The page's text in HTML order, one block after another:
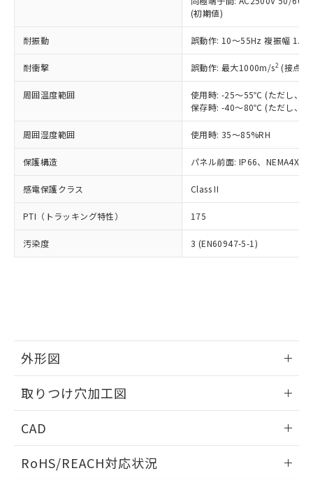
(初期値)
耐振動 誤動作: 10～55Hz 複振幅
耐衝撃 誤動作: 最大1000m/s2 (接点
周囲温度範囲
使用時: -25～55℃ (ただし、氷
保存時: -40～80℃ (ただし、氷
周囲湿度範囲 使用時: 35～85%RH
保護構造 パネル前面: IP66、NEMA4X,
感電保護クラス Class II
PTI（トラッキング特性） 175
汚染度 3 (EN60947-5-1)
外形図
取りつけ穴加工図
CAD
ドすることができます。
RoHS/REACH対応状況
正式な納期状況および標準価格はお客
様のお取引先、またはお客様担当のオ
ムロン制御機器販売店・当社販売員に
オムロン制御機器販売店や当社販売拠
販売ネットワーク
」をご確認
事前の承諾なく第三者に漏洩または開
示しないようお願いします。
マイパーツ機能（部品リスト作成サー
ビス）をご利用いただくには、I-Web
メンバーズにご登録されている必要が
あります。
お客様が当ウェブサイト上で当社にご
登録された部品リストについて、当社
および当社の共同利用者が、当社の製
(PBDE) 1000ppm以下、フタル酸ビス(2-エチルヘキシ
ル) (DEHP)(別名：DOP) 1000ppm以下、フタル酸ブチ
（DBP） 1000ppm以下、フタル酸ジイソブチル
但し、RoHS指令で産業用監視および制御機器に対する
フタル酸エステル類の４物質については閾値を超える意
図的な使用がないことを確認しています。
※2 対応予定月
部品在庫の切り替え状況などにより、予定
月が前後することがあります。
※3 非含有証明書ダウンロード
※本証明書は発行日時点で非含有を証明す
るもので、過去に遡って非含有を証明する
また、RoHS指令のフタル酸エステル類４
物質の対応では、対応完了までの期間は出
荷製品に未対応品が混在することから備考
既に当社にて対応品への在庫切替を完了
していることから、特段のことがない限
り、2022年1月12日より割愛しておりま
ニル類) : 1000ppm、 PBDEs(ポリ臭化ジフェニルエーテ
イソブチル) : 1000ppm、 BBP(フタル酸ブチルベンジ
DEHP(フタル酸ビス(2-エチルヘキシル)) : 1000ppm
「ｅ」：有害物質（10物質）のすべてが基
準値以下であることを示します。
「10」：通常の使用状況下において有害物
質が外部に漏えいし、環境に深刻な影響を
及ぼさない年数を意味します。
い合わせください。
当社は規制貨物を破棄する場合は、完
全に破砕するなど、違法に輸出されな
いよう必要な手段を講じます。
当社は貴社製品を、核兵器、ミサイ
ル、化学兵器、生物兵器またはその他
武器並びにこれらの製造装置等に一切
当社は、貴社製品を第三者に販売する
場合は、上記1、2および3の内容を当
該第三者に通知します。また当社は、
販売先および販売に係わる関係者が違
り引きをいたしません。
一定数以上の在庫あり
一定数には満たないが在庫あり
在庫なし(最新の在庫状況につ
いては、お客様のお取引先、ま
たはお客様担当のオムロン制御
機器販売店・当社販売員にご確
白
受注生産機種、また在庫状況の
情報を公開していない機種